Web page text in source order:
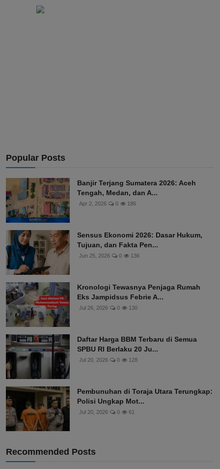
Popular Posts
Banjir Terjang Sumatera 2026: Aceh
Tengah, Medan, dan A...
Apr 2, 2026 0 186
Sensus Ekonomi 2026: Dasar Hukum,
Tujuan, dan Fakta Pen...
Jun 25, 2026 0 136
Kronologi Tewasnya Penjaga Rumah
Eks Jampidsus Febrie A...
Jul 26, 2026 0 130
Daftar Harga BBM Terbaru di Semua
SPBU RI Berlaku 20 Ju...
Jul 20, 2026 0 128
Pembunuhan di Toraja Utara Terungkap:
Polisi Ungkap Mot...
Jul 20, 2026 0 61
Recommended Posts